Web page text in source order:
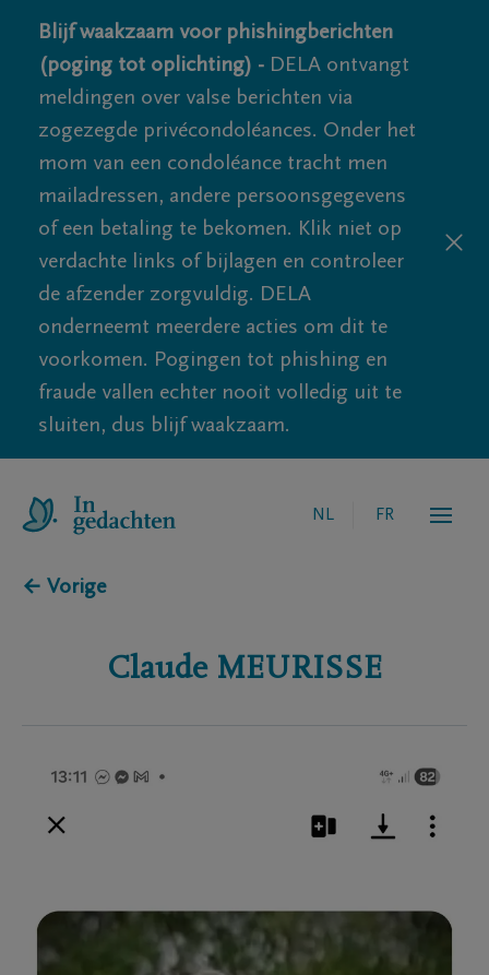
Blijf waakzaam voor phishingberichten
(poging tot oplichting) - DELA ontvangt
meldingen over valse berichten via
zogezegde privécondoléances. Onder het
mom van een condoléance tracht men
mailadressen, andere persoonsgegevens
of een betaling te bekomen. Klik niet op
verdachte links of bijlagen en controleer
de afzender zorgvuldig. DELA
onderneemt meerdere acties om dit te
voorkomen. Pogingen tot phishing en
fraude vallen echter nooit volledig uit te
sluiten, dus blijf waakzaam.
NL FR
← Vorige
Claude MEURISSE